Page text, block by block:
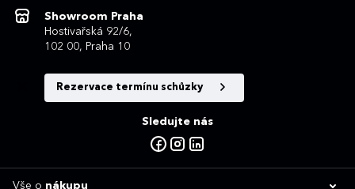
Showroom Praha
Hostivařská 92/6,
102 00, Praha 10
Rezervace termínu schůzky
Sledujte nás
Vše o nákupu